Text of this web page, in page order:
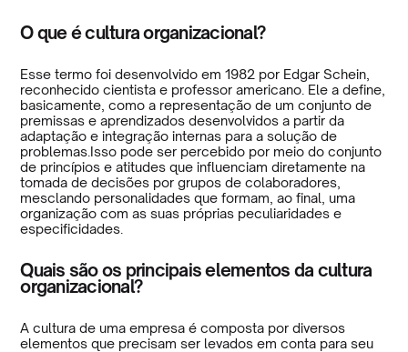
O que é cultura organizacional?
Esse termo foi desenvolvido em 1982 por Edgar Schein,
reconhecido cientista e professor americano. Ele a define,
basicamente, como a representação de um conjunto de
premissas e aprendizados desenvolvidos a partir da
adaptação e integração internas para a solução de
problemas.Isso pode ser percebido por meio do conjunto
de princípios e atitudes que influenciam diretamente na
tomada de decisões por grupos de colaboradores,
mesclando personalidades que formam, ao final, uma
organização com as suas próprias peculiaridades e
especificidades.
Quais são os principais elementos da cultura
organizacional?
A cultura de uma empresa é composta por diversos
elementos que precisam ser levados em conta para seu